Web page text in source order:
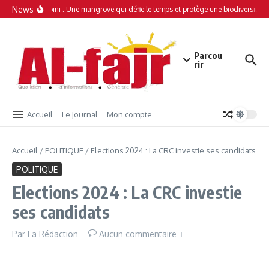
Aller au contenu
News
Simamboini : Une mangrove qui défie le temps et protège une biodiversité
Parcou
rir
Accueil Le journal Mon compte
Accueil / POLITIQUE / Elections 2024 : La CRC investie ses candidats
POLITIQUE
Elections 2024 : La CRC investie
ses candidats
Par La Rédaction Aucun commentaire